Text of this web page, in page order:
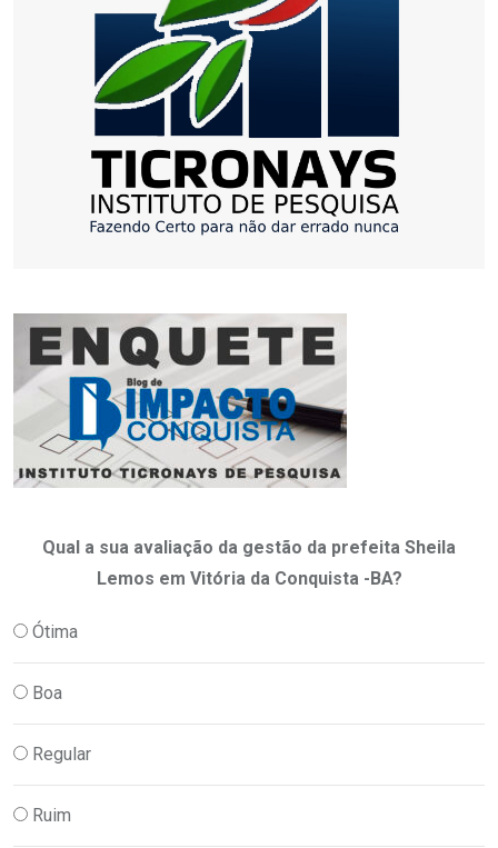
Qual a sua avaliação da gestão da prefeita Sheila
Lemos em Vitória da Conquista -BA?
Ótima
Boa
Regular
Ruim